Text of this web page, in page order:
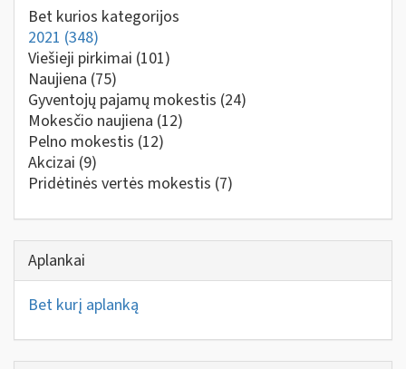
Bet kurios kategorijos
2021 (348)
Viešieji pirkimai (101)
Naujiena (75)
Gyventojų pajamų mokestis (24)
Mokesčio naujiena (12)
Pelno mokestis (12)
Akcizai (9)
Pridėtinės vertės mokestis (7)
Aplankai
Bet kurį aplanką